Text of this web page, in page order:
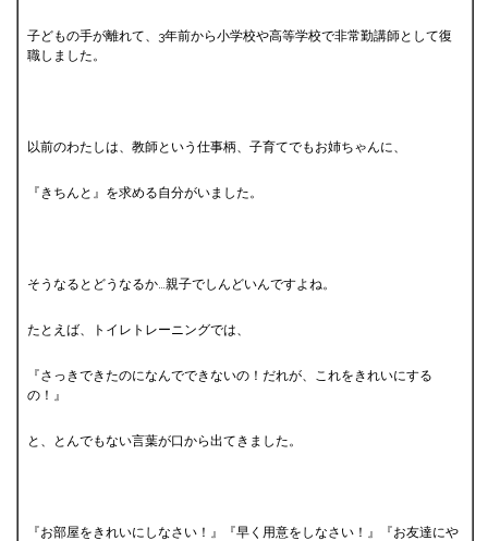
子どもの手が離れて、3年前から小学校や高等学校で非常勤講師として復
職しました。
以前のわたしは、教師という仕事柄、子育てでもお姉ちゃんに、
『きちんと』を求める自分がいました。
そうなるとどうなるか…親子でしんどいんですよね。
たとえば、トイレトレーニングでは、
『さっきできたのになんでできないの！だれが、これをきれいにする
の！』
と、とんでもない言葉が口から出てきました。
『お部屋をきれいにしなさい！』『早く用意をしなさい！』『お友達にや